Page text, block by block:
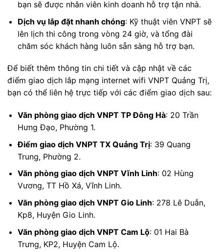
bạn sẽ được nhân viên kinh doanh hỗ trợ tận nhà.
Dịch vụ lắp đặt nhanh chóng: Kỹ thuật viên VNPT sẽ
lên lịch thi công trong vòng 24 giờ, và tổng đài
chăm sóc khách hàng luôn sẵn sàng hỗ trợ bạn.
Để biết thêm thông tin chi tiết và cập nhật về các
điểm giao dịch lắp mạng internet wifi VNPT Quảng Trị,
bạn có thể liên hệ trực tiếp với các điểm giao dịch sau:
Văn phòng giao dịch VNPT TP Đông Hà: 20 Trần
Hưng Đạo, Phường 1.
Điểm giao dịch VNPT TX Quảng Trị: 39 Quang
Trung, Phường 2.
Văn phòng giao dịch VNPT Vĩnh Linh: 02 Hùng
Vương, TT Hồ Xá, Vĩnh Linh.
Văn phòng giao dịch VNPT Gio Linh: 278 Lê Duẫn,
Kp8, Huyện Gio Linh.
Văn phòng giao dịch VNPT Cam Lộ: 01 Hai Bà
Trưng, KP2, Huyện Cam Lộ.